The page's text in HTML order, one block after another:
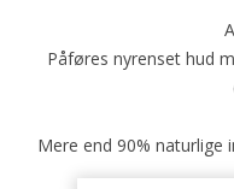
Påføres nyrenset hud
Mere end 90% naturlige